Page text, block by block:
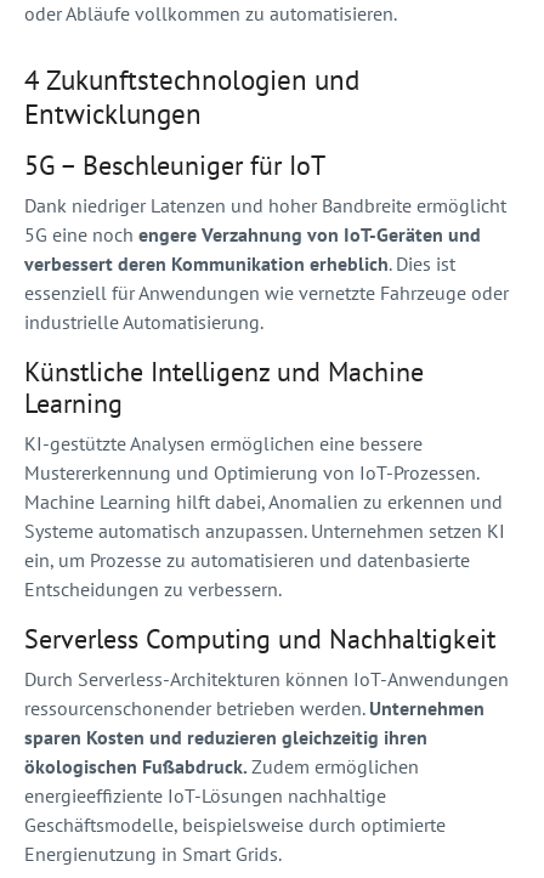
oder Abläufe vollkommen zu automatisieren.
4 Zukunftstechnologien und
Entwicklungen
5G – Beschleuniger für IoT
Dank niedriger Latenzen und hoher Bandbreite ermöglicht
5G eine noch engere Verzahnung von IoT-Geräten und
verbessert deren Kommunikation erheblich. Dies ist
essenziell für Anwendungen wie vernetzte Fahrzeuge oder
industrielle Automatisierung.
Künstliche Intelligenz und Machine
Learning
KI-gestützte Analysen ermöglichen eine bessere
Mustererkennung und Optimierung von IoT-Prozessen.
Machine Learning hilft dabei, Anomalien zu erkennen und
Systeme automatisch anzupassen. Unternehmen setzen KI
ein, um Prozesse zu automatisieren und datenbasierte
Entscheidungen zu verbessern.
Serverless Computing und Nachhaltigkeit
Durch Serverless-Architekturen können IoT-Anwendungen
ressourcenschonender betrieben werden. Unternehmen
sparen Kosten und reduzieren gleichzeitig ihren
ökologischen Fußabdruck. Zudem ermöglichen
energieeffiziente IoT-Lösungen nachhaltige
Geschäftsmodelle, beispielsweise durch optimierte
Energienutzung in Smart Grids.